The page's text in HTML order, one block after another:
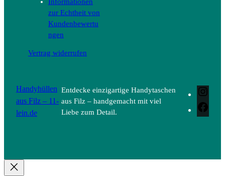
zur Echtheit von
Kundenbewertu
ngen
Vertrag widerrufen
Handyhüllen
aus Filz – 11-
lein.de
Entdecke einzigartige Handytaschen
aus Filz – handgemacht mit viel
Liebe zum Detail.